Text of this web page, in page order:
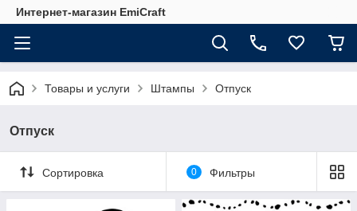
Интернет-магазин EmiCraft
Товары и услуги Штампы Отпуск
Отпуск
Сортировка 0 Фильтры